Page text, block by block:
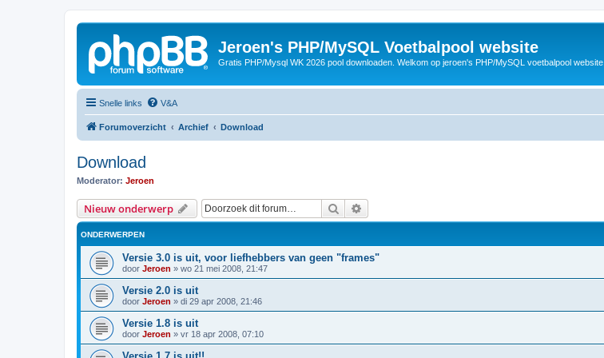
Jeroen's PHP/MySQL Voetbalpool website
Gratis PHP/Mysql WK 2026 pool downloaden. Welkom op jeroen's PHP/MySQL voetbalpool website.
Snelle links V&A
Forumoverzicht Archief Download
Download
Moderator: Jeroen
Nieuw onderwerp Zoek
ONDERWERPEN
Versie 3.0 is uit, voor liefhebbers van geen "frames"
door Jeroen » wo 21 mei 2008, 21:47
Versie 2.0 is uit
door Jeroen » di 29 apr 2008, 21:46
Versie 1.8 is uit
door Jeroen » vr 18 apr 2008, 07:10